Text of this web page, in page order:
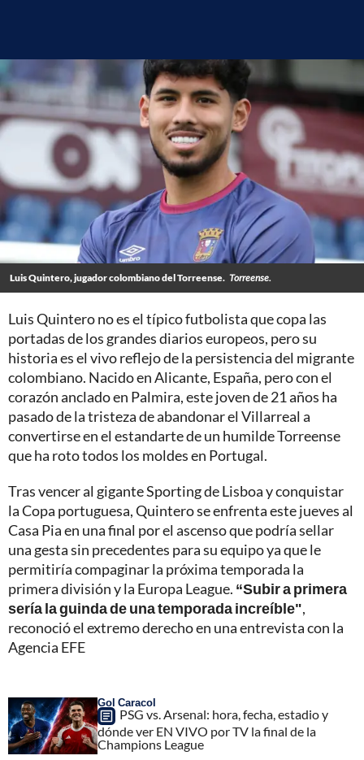
Luis Quintero, jugador colombiano del Torreense. Torreense.
Luis Quintero no es el típico futbolista que copa las
portadas de los grandes diarios europeos, pero su
historia es el vivo reflejo de la persistencia del migrante
colombiano. Nacido en Alicante, España, pero con el
corazón anclado en Palmira, este joven de 21 años ha
pasado de la tristeza de abandonar el Villarreal a
convertirse en el estandarte de un humilde Torreense
que ha roto todos los moldes en Portugal.
Tras vencer al gigante Sporting de Lisboa y conquistar
la Copa portuguesa, Quintero se enfrenta este jueves al
Casa Pia en una final por el ascenso que podría sellar
una gesta sin precedentes para su equipo ya que le
permitiría compaginar la próxima temporada la
primera división y la Europa League. “Subir a primera
sería la guinda de una temporada increíble",
reconoció el extremo derecho en una entrevista con la
Agencia EFE
Gol Caracol
PSG vs. Arsenal: hora, fecha, estadio y
dónde ver EN VIVO por TV la final de la
Champions League